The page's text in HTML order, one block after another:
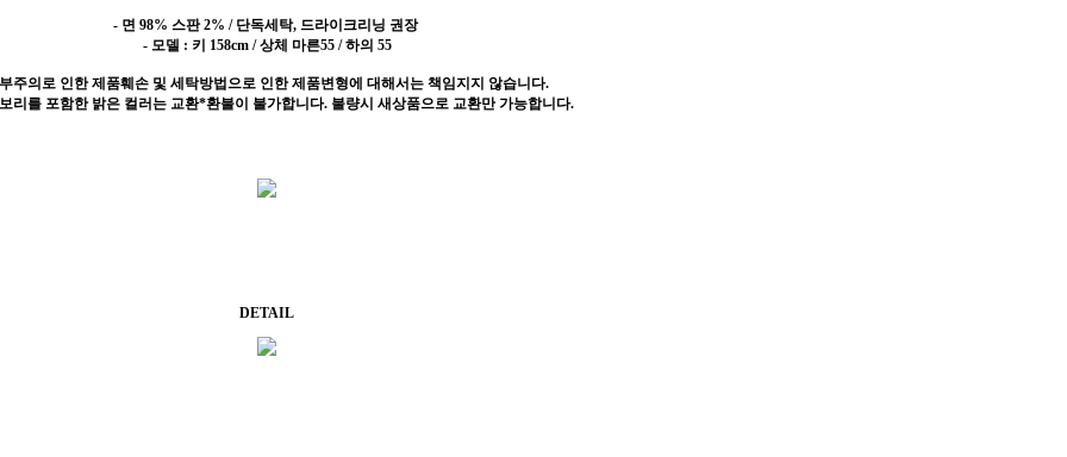
- 면 98% 스판 2% / 단독세탁, 드라이크리닝 권장
- 모델 : 키 158cm / 상체 마른55 / 하의 55
주의로 인한 제품훼손 및 세탁방법으로 인한 제품변형에 대해서는 책임지지 않습니다.
리를 포함한 밝은 컬러는 교환*환불이 불가합니다. 불량시 새상품으로 교환만 가능합니다.
DETAIL